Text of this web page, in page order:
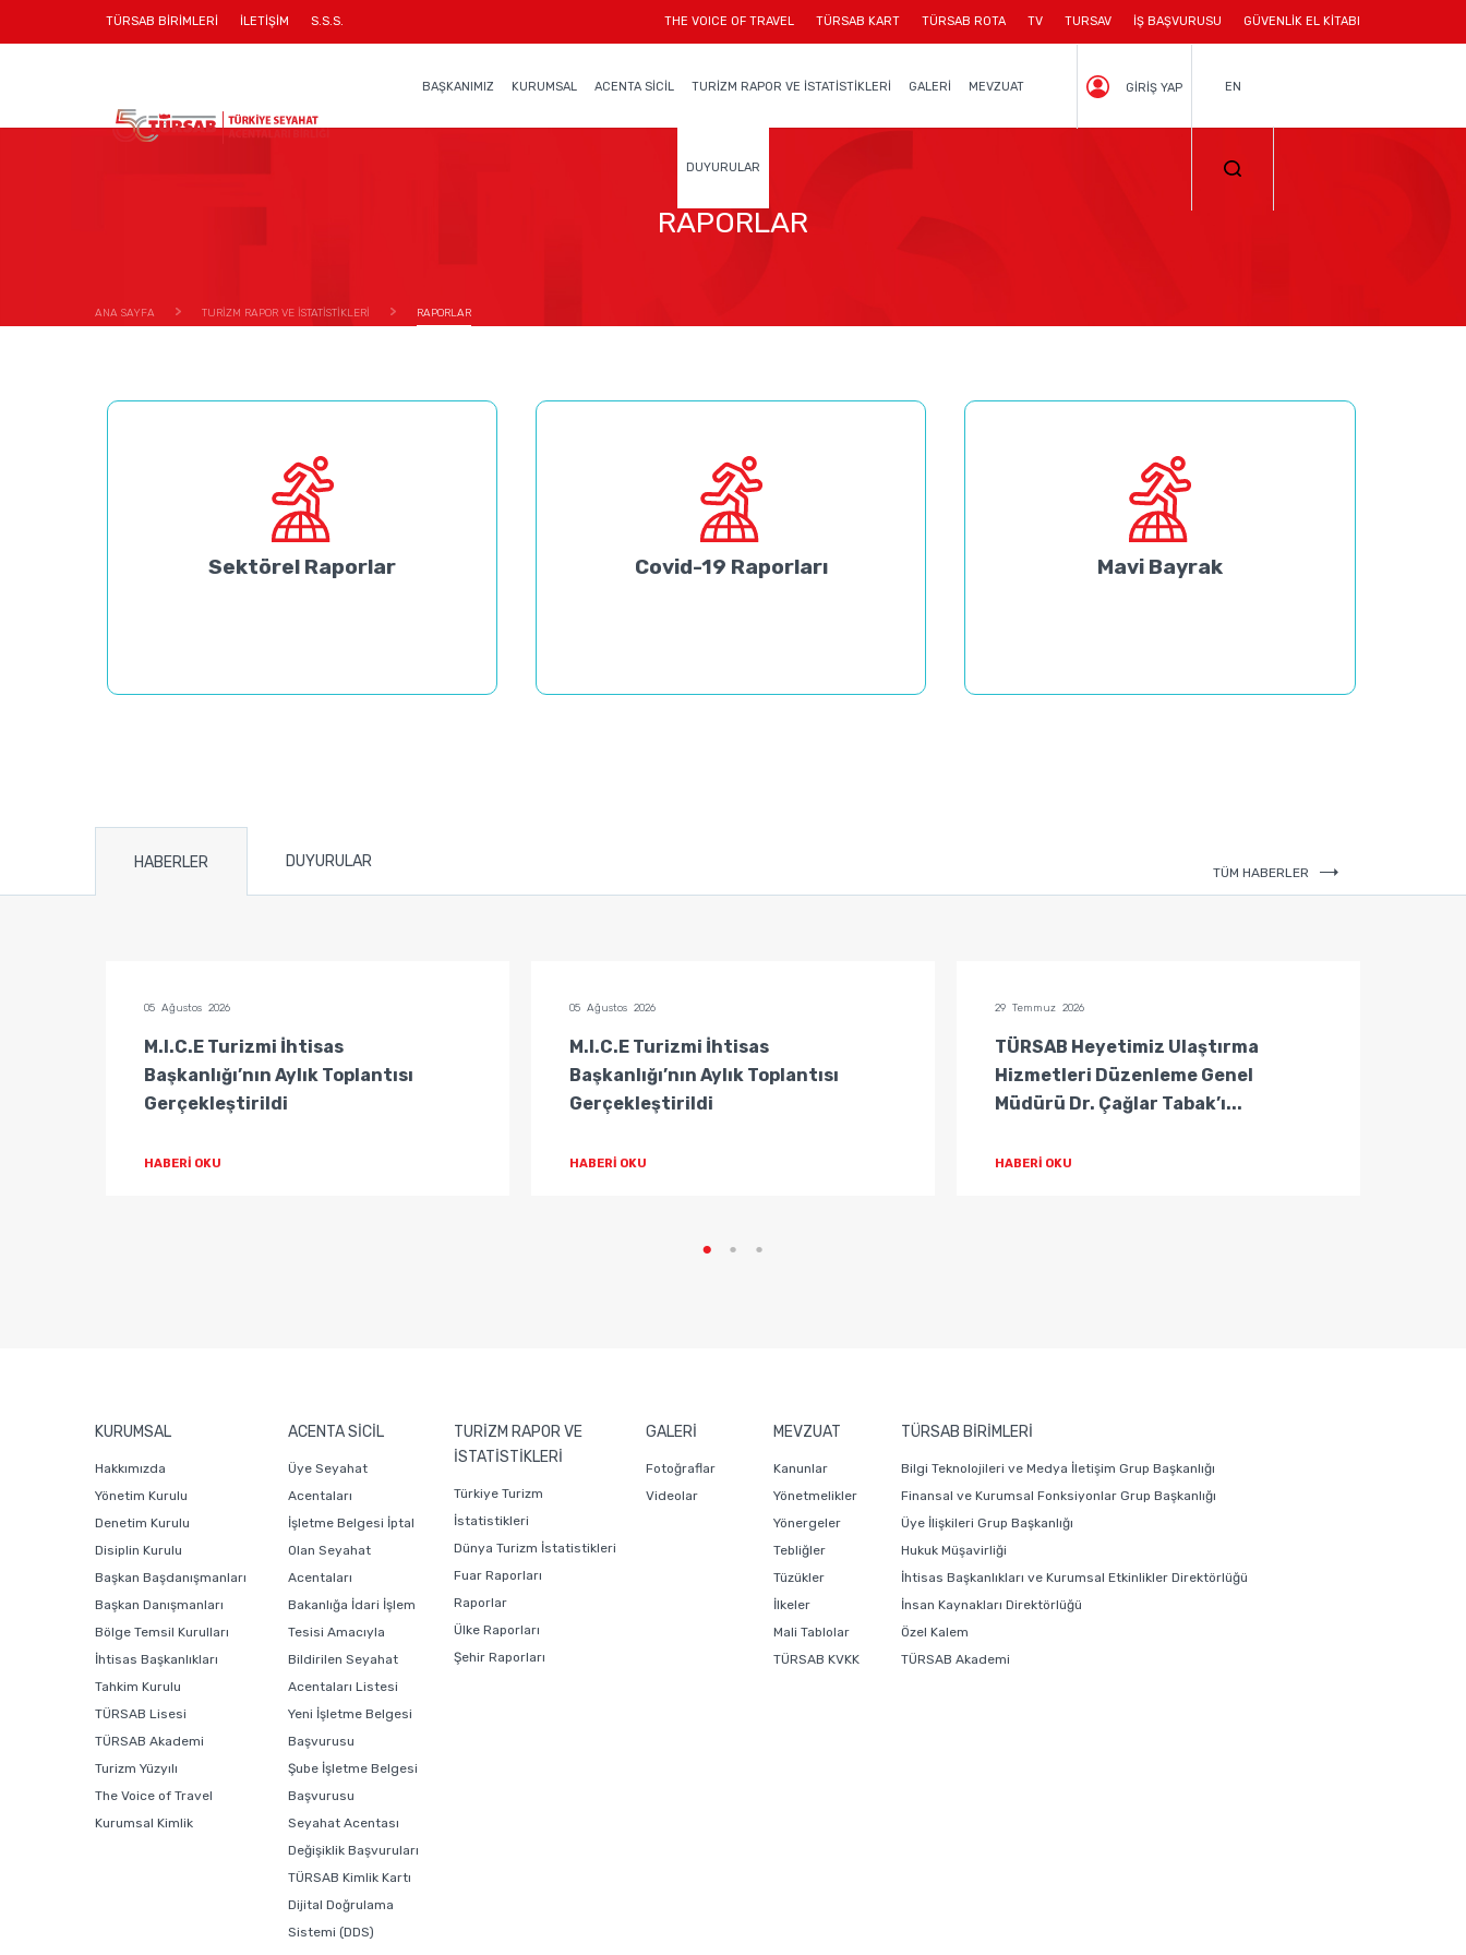
TÜRSAB BİRİMLERİ İLETİŞİM S.S.S. THE VOICE OF TRAVEL TÜRSAB KART TÜRSAB ROTA TV TURSAV İŞ BAŞVURUSU GÜVENLİK EL KİTABI
BAŞKANIMIZ KURUMSAL ACENTA SİCİL TURİZM RAPOR VE İSTATİSTİKLERİ GALERİ MEVZUAT
DUYURULAR
GİRİŞ YAP EN
RAPORLAR
ANA SAYFA TURİZM RAPOR VE İSTATİSTİKLERİ RAPORLAR
Sektörel Raporlar Covid-19 Raporları Mavi Bayrak
HABERLER DUYURULAR
TÜM HABERLER
05 Ağustos 2026
M.I.C.E Turizmi İhtisas
Başkanlığı’nın Aylık Toplantısı
Gerçekleştirildi
HABERİ OKU
05 Ağustos 2026
M.I.C.E Turizmi İhtisas
Başkanlığı’nın Aylık Toplantısı
Gerçekleştirildi
HABERİ OKU
29 Temmuz 2026
TÜRSAB Heyetimiz Ulaştırma
Hizmetleri Düzenleme Genel
Müdürü Dr. Çağlar Tabak’ı...
HABERİ OKU
KURUMSAL
Hakkımızda
Yönetim Kurulu
Denetim Kurulu
Disiplin Kurulu
Başkan Başdanışmanları
Başkan Danışmanları
Bölge Temsil Kurulları
İhtisas Başkanlıkları
Tahkim Kurulu
TÜRSAB Lisesi
TÜRSAB Akademi
Turizm Yüzyılı
The Voice of Travel
Kurumsal Kimlik
ACENTA SİCİL
Üye Seyahat
Acentaları
İşletme Belgesi İptal
Olan Seyahat
Acentaları
Bakanlığa İdari İşlem
Tesisi Amacıyla
Bildirilen Seyahat
Acentaları Listesi
Yeni İşletme Belgesi
Başvurusu
Şube İşletme Belgesi
Başvurusu
Seyahat Acentası
Değişiklik Başvuruları
TÜRSAB Kimlik Kartı
Dijital Doğrulama
Sistemi (DDS)
TURİZM RAPOR VE
İSTATİSTİKLERİ
Türkiye Turizm
İstatistikleri
Dünya Turizm İstatistikleri
Fuar Raporları
Raporlar
Ülke Raporları
Şehir Raporları
GALERİ
Fotoğraflar
Videolar
MEVZUAT
Kanunlar
Yönetmelikler
Yönergeler
Tebliğler
Tüzükler
İlkeler
Mali Tablolar
TÜRSAB KVKK
TÜRSAB BİRİMLERİ
Bilgi Teknolojileri ve Medya İletişim Grup Başkanlığı
Finansal ve Kurumsal Fonksiyonlar Grup Başkanlığı
Üye İlişkileri Grup Başkanlığı
Hukuk Müşavirliği
İhtisas Başkanlıkları ve Kurumsal Etkinlikler Direktörlüğü
İnsan Kaynakları Direktörlüğü
Özel Kalem
TÜRSAB Akademi